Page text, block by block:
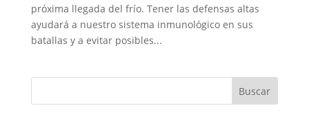
próxima llegada del frío. Tener las defensas altas
ayudará a nuestro sistema inmunológico en sus
batallas y a evitar posibles...